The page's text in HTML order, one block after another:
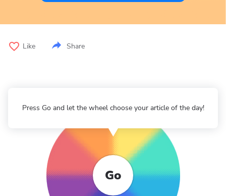
Like Share
Go
Press Go and let the wheel choose your article of the day!